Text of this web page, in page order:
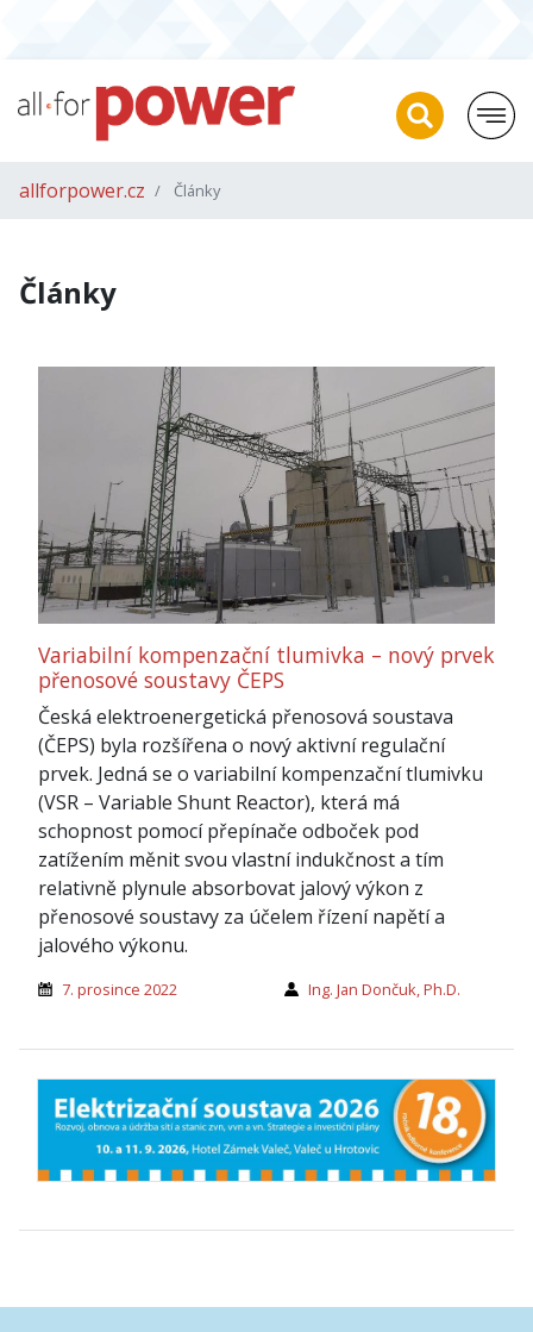
allforpower.cz Články
Články
Variabilní kompenzační tlumivka – nový prvek
přenosové soustavy ČEPS
Česká elektroenergetická přenosová soustava
(ČEPS) byla rozšířena o nový aktivní regulační
prvek. Jedná se o variabilní kompenzační tlumivku
(VSR – Variable Shunt Reactor), která má
schopnost pomocí přepínače odboček pod
zatížením měnit svou vlastní indukčnost a tím
relativně plynule absorbovat jalový výkon z
přenosové soustavy za účelem řízení napětí a
jalového výkonu.
7. prosince 2022 Ing. Jan Dončuk, Ph.D.